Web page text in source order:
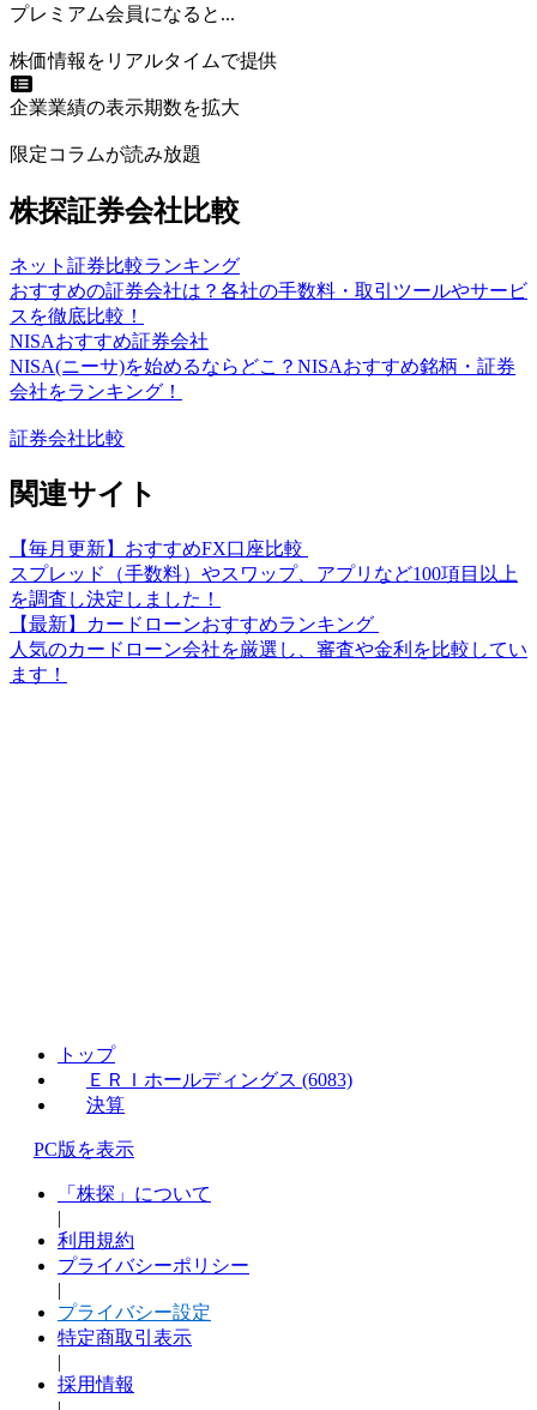
プレミアム会員になると...
株価情報をリアルタイムで提供
企業業績の表示期数を拡大
限定コラムが読み放題
株探証券会社比較
ネット証券比較ランキング
おすすめの証券会社は？各社の手数料・取引ツールやサービ
スを徹底比較！
NISAおすすめ証券会社
NISA(ニーサ)を始めるならどこ？NISAおすすめ銘柄・証券
会社をランキング！
証券会社比較
関連サイト
【毎月更新】おすすめFX口座比較
スプレッド（手数料）やスワップ、アプリなど100項目以上
を調査し決定しました！
【最新】カードローンおすすめランキング
人気のカードローン会社を厳選し、審査や金利を比較してい
ます！
トップ
ＥＲＩホールディングス (6083)
決算
PC版を表示
「株探」について
|
利用規約
プライバシーポリシー
|
プライバシー設定
特定商取引表示
|
採用情報